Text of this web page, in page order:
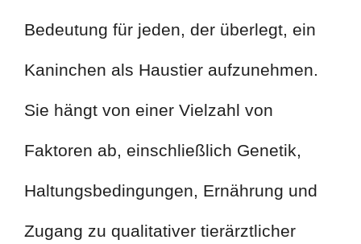
Bedeutung für jeden, der überlegt, ein
Kaninchen als Haustier aufzunehmen.
Sie hängt von einer Vielzahl von
Faktoren ab, einschließlich Genetik,
Haltungsbedingungen, Ernährung und
Zugang zu qualitativer tierärztlicher